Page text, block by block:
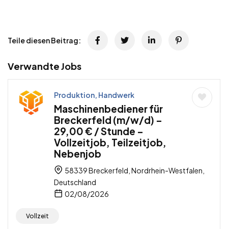
Teile diesen Beitrag:
Verwandte Jobs
Produktion, Handwerk
Maschinenbediener für
Breckerfeld (m/w/d) –
29,00 € / Stunde –
Vollzeitjob, Teilzeitjob,
Nebenjob
58339 Breckerfeld, Nordrhein-Westfalen,
Deutschland
02/08/2026
Vollzeit